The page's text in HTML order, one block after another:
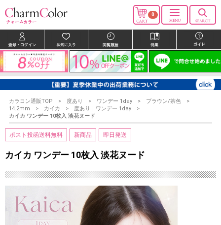
0
カラコン通販TOP 度あり ワンデー 1day
ブラウン/茶色
14.2mm
カイカ
度あり｜ワンデー 1day
カイカ ワンデー 10枚入 淡花ヌード
ポスト投函送料無料 新商品 即日発送
カイカ ワンデー 10枚入 淡花ヌード